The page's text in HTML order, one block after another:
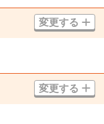
変更する
変更する